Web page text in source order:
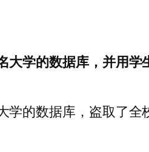
学的数据库，并用学
的数据库，盗取了全